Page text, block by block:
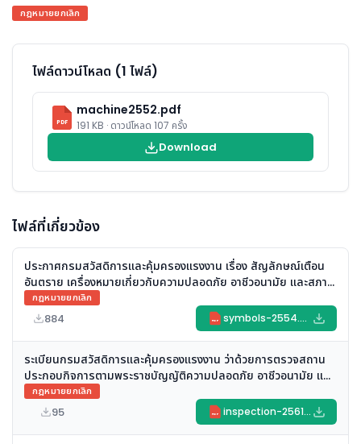
กฎหมายยกเลิก
ไฟล์ดาวน์โหลด (1 ไฟล์)
PDF
machine2552.pdf
191 KB · ดาวน์โหลด 107 ครั้ง
Download
ไฟล์ที่เกี่ยวข้อง
ประกาศกรมสวัสดิการและคุ้มครองแรงงาน เรื่อง สัญลักษณ์เตือน
อันตราย เครื่องหมายเกี่ยวกับความปลอดภัย อาชีวอนามัย และสภาพ
แวดล้อมในการทำงาน และข้อความแสดงสิทธิและหน้าที่ของนายจ้าง
และลูกจ้าง พ.ศ. ๒๕๕๔ (ยกเลิก)
กฎหมายยกเลิก
884 PDF symbols-2554.pdf
ระเบียนกรมสวัสดิการและคุ้มครองแรงงาน ว่าด้วยการตรวจสถาน
ประกอบกิจการตามพระราชบัญญัติความปลอดภัย อาชีวอนามัย และ
สภาพแวดล้อมในการทำงาน พ.ศ. ๒๕๕๔ (พ.ศ. ๒๕๖๑) (ยกเลิก)
กฎหมายยกเลิก
95 PDF inspection-2561.pdf